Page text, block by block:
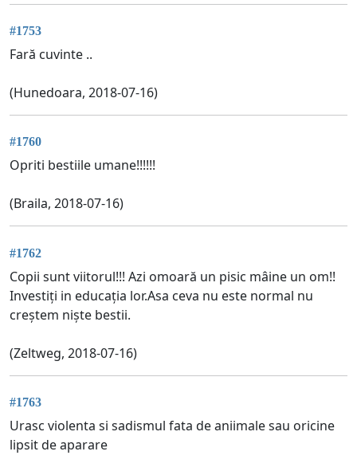
#1753
Fară cuvinte ..
(Hunedoara, 2018-07-16)
#1760
Opriti bestiile umane!!!!!!
(Braila, 2018-07-16)
#1762
Copii sunt viitorul!!! Azi omoară un pisic mâine un om!!
Investiți in educația lor.Asa ceva nu este normal nu
creștem niște bestii.
(Zeltweg, 2018-07-16)
#1763
Urasc violenta si sadismul fata de aniimale sau oricine
lipsit de aparare